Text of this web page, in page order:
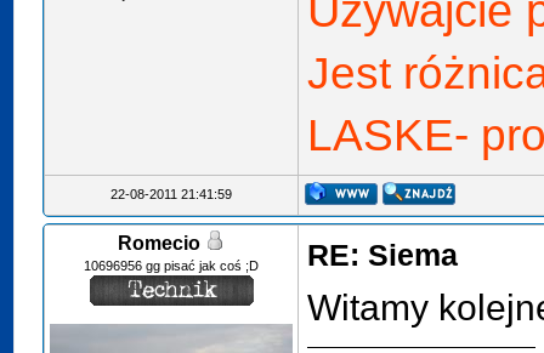
Używajcie
Jest
LASKE-
22-08-2011 21:41:59
Romecio
10696956 gg pisać jak coś ;D RE: Siema
Witamy